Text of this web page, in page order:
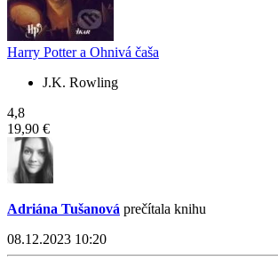
Harry Potter a Ohnivá čaša
J.K. Rowling
4,8
19,90 €
Adriána Tušanová prečítala knihu
08.12.2023 10:20